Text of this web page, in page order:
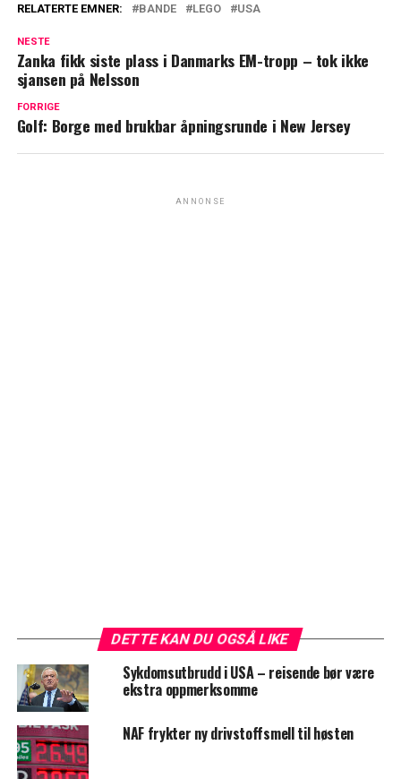
RELATERTE EMNER: BANDE LEGO USA
NESTE
Zanka fikk siste plass i Danmarks EM-tropp – tok ikke
sjansen på Nelsson
FORRIGE
Golf: Borge med brukbar åpningsrunde i New Jersey
ANNONSE
DETTE KAN DU OGSÅ LIKE
Sykdomsutbrudd i USA – reisende bør være
ekstra oppmerksomme
NAF frykter ny drivstoffsmell til høsten